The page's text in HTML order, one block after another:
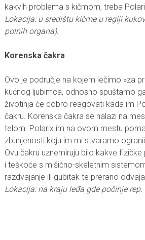
kakvih problema s kičmom, treba
Lokacija: u središtu kičme u regiji
polnih organa).
Korenska čakra
Ovo je područje na kojem lečimo »za
kućnog ljubimca, odnosno spuštamo
životinja će dobro reagovati kada im
čakru. Korenska čakra se nalazi na
telom. Polarix im na ovom mestu
zbunjenosti koju im mi stvaramo
Ovu čakru uznemiruju bilo kakve
i teškoće s mišićno-skeletnim
razdvajanje ili gubitak te prerano
Lokacija: na kraju leđa gde počinje rep.